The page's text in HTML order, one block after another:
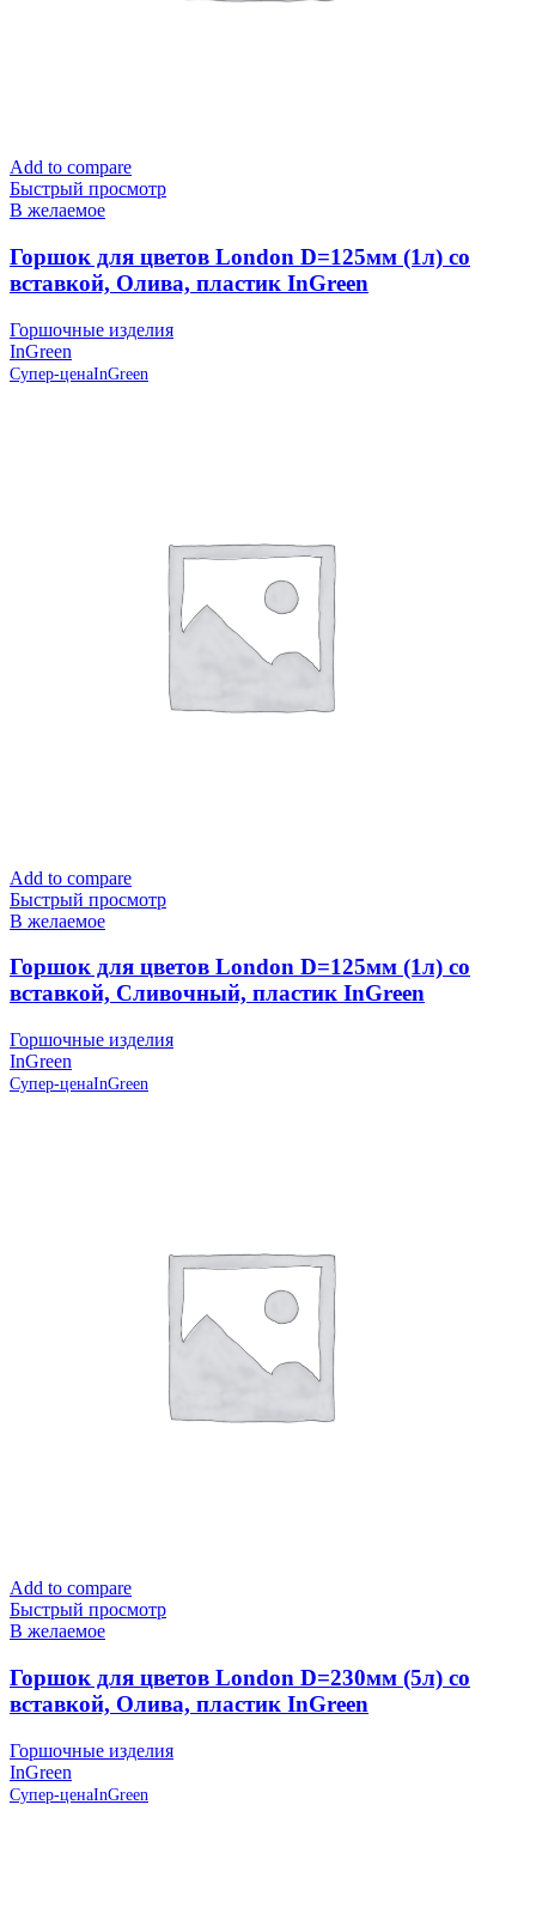
Add to compare
Быстрый просмотр
В желаемое
Горшок для цветов London D=125мм (1л) со
вставкой, Олива, пластик InGreen
Горшочные изделия
InGreen
Супер-ценаInGreen
Add to compare
Быстрый просмотр
В желаемое
Горшок для цветов London D=125мм (1л) со
вставкой, Сливочный, пластик InGreen
Горшочные изделия
InGreen
Супер-ценаInGreen
Add to compare
Быстрый просмотр
В желаемое
Горшок для цветов London D=230мм (5л) со
вставкой, Олива, пластик InGreen
Горшочные изделия
InGreen
Супер-ценаInGreen